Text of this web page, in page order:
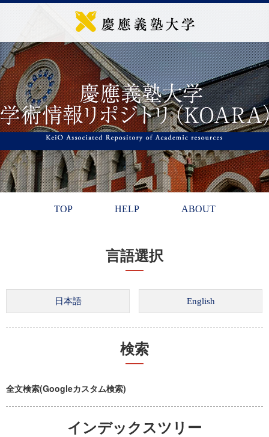
TOP HELP ABOUT
言語選択
検索
全文検索(Googleカスタム検索)
インデックスツリー